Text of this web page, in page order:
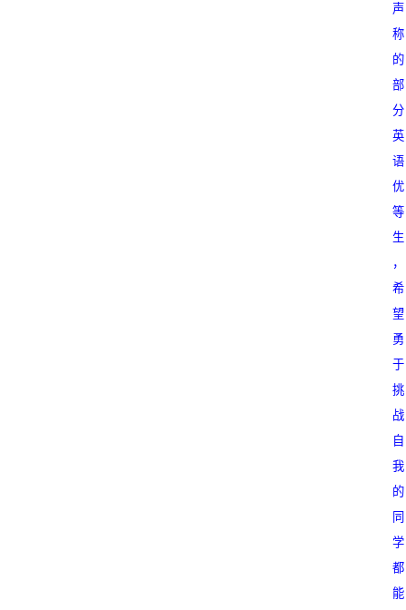
声
称
的
部
分
英
语
优
等
生
，
希
望
勇
于
挑
战
自
我
的
同
学
都
能